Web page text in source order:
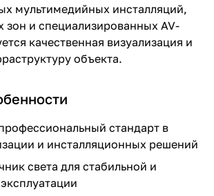
мультимедийных инсталляций,
зон и специализированных AV-
качественная визуализация и
объекта.
стандарт в
и инсталляционных решений
света для стабильной и